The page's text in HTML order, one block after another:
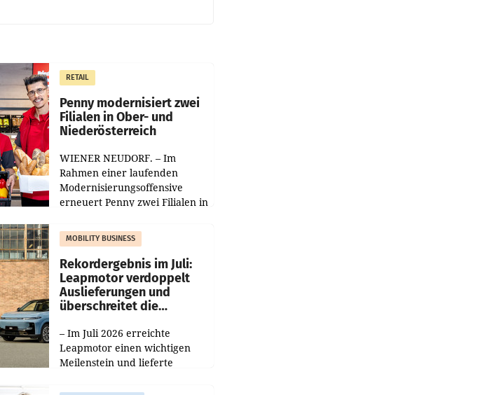
RETAIL
Penny modernisiert zwei
Filialen in Ober- und
Niederösterreich
WIENER NEUDORF. – Im
Rahmen einer laufenden
Modernisierungsoffensive
erneuert Penny zwei Filialen in
Die beiden Standorte liegen in
Haag sowie im rund
MOBILITY BUSINESS
Rekordergebnis im Juli:
Leapmotor verdoppelt
Auslieferungen und
überschreitet die
– Im Juli 2026 erreichte
Leapmotor einen wichtigen
Meilenstein und lieferte
aus, womit sich das Ergebnis